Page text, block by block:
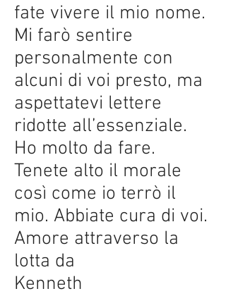
fate vivere il mio nome.
Mi farò sentire
personalmente con
alcuni di voi presto, ma
aspettatevi lettere
ridotte all’essenziale.
Ho molto da fare.
Tenete alto il morale
così come io terrò il
mio. Abbiate cura di voi.
Amore attraverso la
lotta da
Kenneth